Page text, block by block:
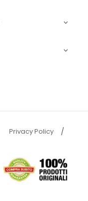


Privacy Policy